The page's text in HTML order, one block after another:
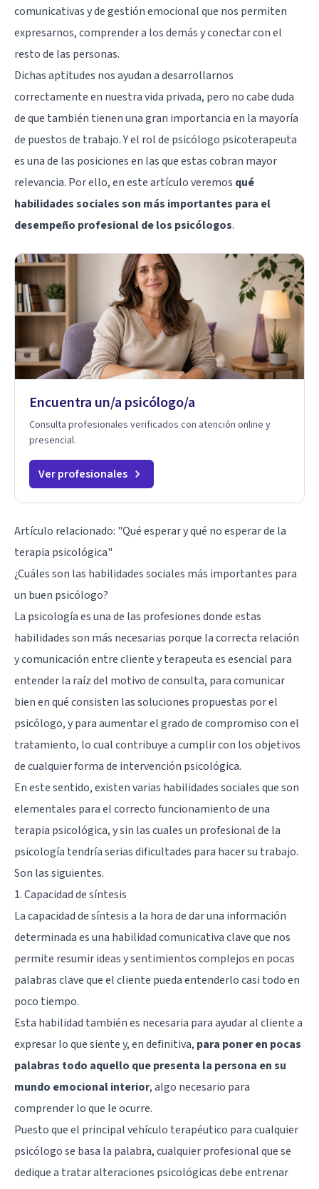
comunicativas y de gestión emocional que nos permiten
expresarnos, comprender a los demás y conectar con el
resto de las personas.
Dichas aptitudes nos ayudan a desarrollarnos
correctamente en nuestra vida privada, pero no cabe duda
de que también tienen una gran importancia en la mayoría
de puestos de trabajo. Y el rol de psicólogo psicoterapeuta
es una de las posiciones en las que estas cobran mayor
relevancia. Por ello, en este artículo veremos qué
habilidades sociales son más importantes para el
desempeño profesional de los psicólogos.
Encuentra un/a psicólogo/a
Consulta profesionales verificados con atención online y
presencial.
Ver profesionales
Artículo relacionado: "Qué esperar y qué no esperar de la
terapia psicológica"
¿Cuáles son las habilidades sociales más importantes para
un buen psicólogo?
La psicología es una de las profesiones donde estas
habilidades son más necesarias porque la correcta relación
y comunicación entre cliente y terapeuta es esencial para
entender la raíz del motivo de consulta, para comunicar
bien en qué consisten las soluciones propuestas por el
psicólogo, y para aumentar el grado de compromiso con el
tratamiento, lo cual contribuye a cumplir con los objetivos
de cualquier forma de intervención psicológica.
En este sentido, existen varias habilidades sociales que son
elementales para el correcto funcionamiento de una
terapia psicológica, y sin las cuales un profesional de la
psicología tendría serias dificultades para hacer su trabajo.
Son las siguientes.
1. Capacidad de síntesis
La capacidad de síntesis a la hora de dar una información
determinada es una habilidad comunicativa clave que nos
permite resumir ideas y sentimientos complejos en pocas
palabras clave que el cliente pueda entenderlo casi todo en
poco tiempo.
Esta habilidad también es necesaria para ayudar al cliente a
expresar lo que siente y, en definitiva, para poner en pocas
palabras todo aquello que presenta la persona en su
mundo emocional interior, algo necesario para
comprender lo que le ocurre.
Puesto que el principal vehículo terapéutico para cualquier
psicólogo se basa la palabra, cualquier profesional que se
dedique a tratar alteraciones psicológicas debe entrenar